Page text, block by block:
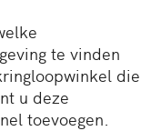
te vinden
die
u deze
toevoegen.